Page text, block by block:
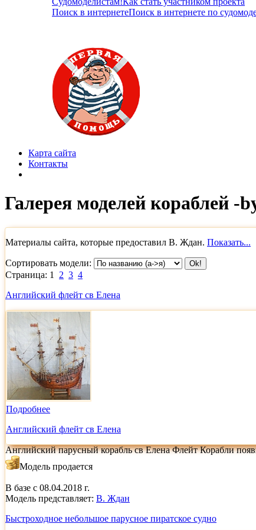
Поиск в интернетеПоиск в интернете по
Карта сайта
Контакты
Галерея моделей кораблей -
Материалы сайта, которые предоставил В. Ждан. Показать...
Сортировать модели:
Страница: 1 2 3 4
Английский флейт св Елена
Подробнее
Английский флейт св Елена
Английский парусный корабль св Елена Флейт Корабли
Модель продается
В базе с 08.04.2018 г.
Модель представляет: В. Ждан
Быстроходное небольшое парусное пиратское судно